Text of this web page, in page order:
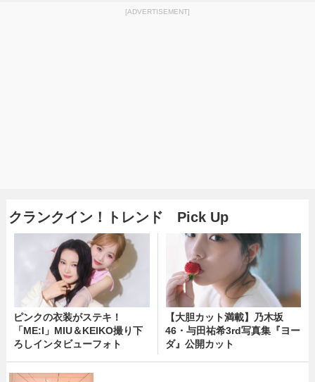
[ADVERTISEMENT]
クランクイン！トレンド Pick Up
ピンクの衣装がステキ！
「ME:I」MIU＆KEIKO撮り下
ろしインタビューフォト
【大胆カット満載】乃木坂
46・与田祐希3rd写真集『ヨー
ダ』公開カット